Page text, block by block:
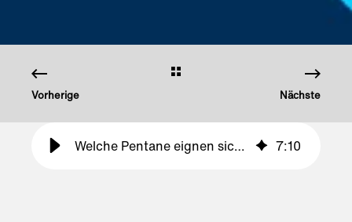
Vorherige Nächste
Welche Pentane eignen sich für die Herstellung von Dämmstoffen? 7:10